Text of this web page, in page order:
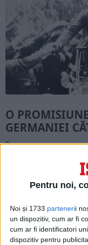
Pentru noi,
Noi și 1733 partenerii
un dispozitiv, cum ar fi
cum ar fi identificatori
dispozitiv pentru
O
GERMANIEI
În timpul
Führerul
respecta
1937, el i-a
elvețian
nu va invada
Führerul nu era